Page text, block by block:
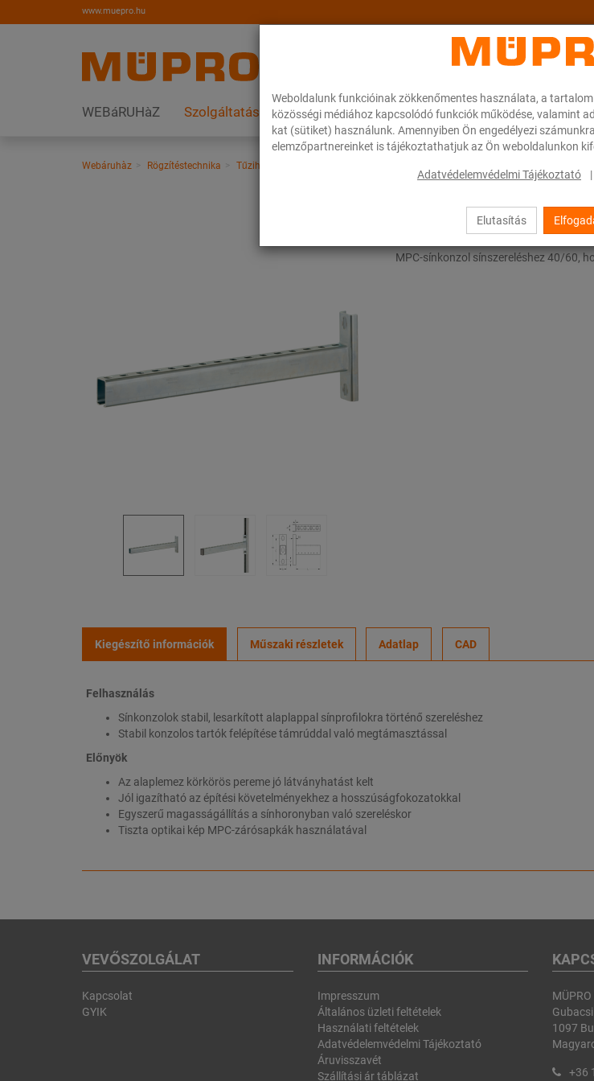
Weboldalunk funkcióinak zökkenőmentes használata, a
közösségi médiához kapcsolódó funkciók működése, valamint
kat (sütiket) használunk. Amennyiben Ön engedélyezi
elemzőpartnereinket is tájékoztathatjuk az Ön weboldalunkon
Adatvédelemvédelmi Tájékoztató |
Elutasítás
www.muepro.hu
WEBáRUHàZ Szolgáltatások Megoldások A MÜPRO-ról Karrier
Webáruhàz Rögzítéstechnika Tűzihorganyzott termékek
MPC-sínkonzolok
MPC-sínkonzol sínszereléshez 40/60,
Kiegészítő információk Műszaki részletek Adatlap CAD
Felhasználás
Sínkonzolok stabil, lesarkított alaplappal sínprofilokra történő szereléshez
Stabil konzolos tartók felépítése támrúddal való megtámasztással
Előnyök
Az alaplemez körkörös pereme jó látványhatást kelt
Jól igazítható az építési követelményekhez a hosszúságfokozatokkal
Egyszerű magasságállítás a sínhoronyban való szereléskor
Tiszta optikai kép MPC-zárósapkák használatával
VEVŐSZOLGÁLAT
Kapcsolat
GYIK
INFORMÁCIÓK
Impresszum
Általános üzleti feltételek
Használati feltételek
Adatvédelemvédelmi Tájékoztató
Áruvisszavét
Szállítási ár táblázat
1097
+36